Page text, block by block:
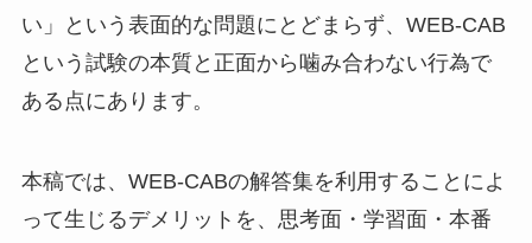
い」という表面的な問題にとどまらず、WEB-CAB
という試験の本質と正面から噛み合わない行為で
ある点にあります。
本稿では、WEB-CABの解答集を利用することによ
って生じるデメリットを、思考面・学習面・本番